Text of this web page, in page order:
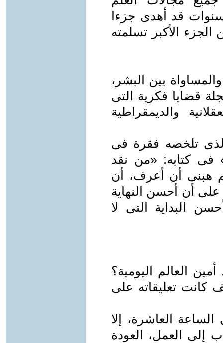
سنوات قد أهدى جزءا
الجزء الأكبر تسلمته
بين البشر،
قضايا فكرية التى
والديمقراطية
تلخصه فقرة فى
فى كتابه: «من نقد
هبنى أن أعرف، أن
على أن أحسن النهاية
البداية التى لا
العالم اليومية؟
تعليقاته على
العاشرة، إلا
إلى العمل، العودة